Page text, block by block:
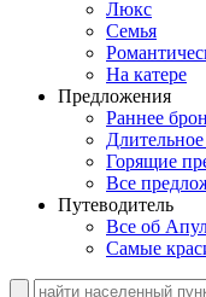
Люкс
Семья
На катере
Предложения
Раннее
Горящие
Все
Путеводитель
Все об
Самые